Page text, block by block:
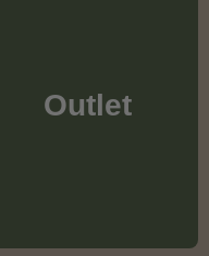
Outlet